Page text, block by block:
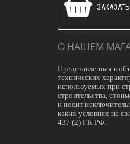
О НАШЕМ
Представленная в
технических
используемых при
строительства,
и носит
каких условиях не
437 (2) ГК РФ.